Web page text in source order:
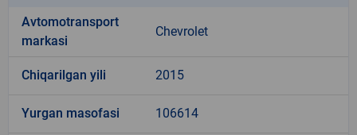
Avtomotransport
markasi
Chevrolet
Chiqarilgan yili 2015
Yurgan masofasi 106614